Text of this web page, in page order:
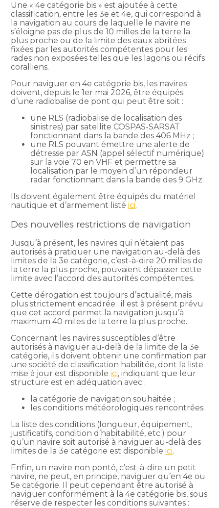
Une « 4e catégorie bis » est ajoutée à cette
classification, entre les 3e et 4e, qui correspond à
la navigation au cours de laquelle le navire ne
s’éloigne pas de plus de 10 milles de la terre la
plus proche ou de la limite des eaux abritées
fixées par les autorités compétentes pour les
rades non exposées telles que les lagons ou récifs
coralliens.
Pour naviguer en 4e catégorie bis, les navires
doivent, depuis le 1er mai 2026, être équipés
d’une radiobalise de pont qui peut être soit :
une RLS (radiobalise de localisation des
sinistres) par satellite COSPAS-SARSAT
fonctionnant dans la bande des 406 MHz ;
une RLS pouvant émettre une alerte de
détresse par ASN (appel sélectif numérique)
sur la voie 70 en VHF et permettre sa
localisation par le moyen d’un répondeur
radar fonctionnant dans la bande des 9 GHz.
Ils doivent également être équipés du matériel
nautique et d’armement listéici.
Des nouvelles restrictions de navigation
Jusqu’à présent, les navires qui n’étaient pas
autorisés à pratiquer une navigation au-delà des
limites de la 3e catégorie, c’est-à-dire 20 milles de
la terre la plus proche, pouvaient dépasser cette
limite avec l’accord des autorités compétentes.
Cette dérogation est toujours d’actualité, mais
plus strictement encadrée : il est à présent prévu
que cet accord permet la navigation jusqu’à
maximum 40 miles de la terre la plus proche.
Concernant les navires susceptibles d’être
autorisés à naviguer au-delà de la limite de la 3e
catégorie, ils doivent obtenir une confirmation par
une société de classification habilitée, dont la liste
mise à jour est disponibleici, indiquant que leur
structure est en adéquation avec :
la catégorie de navigation souhaitée ;
les conditions météorologiques rencontrées.
La liste des conditions (longueur, équipement,
justificatifs, condition d’habitabilité, etc.) pour
qu’un navire soit autorisé à naviguer au-delà des
limites de la 3e catégorie est disponibleici.
Enfin, un navire non ponté, c’est-à-dire un petit
navire, ne peut, en principe, naviguer qu’en 4e ou
5e catégorie. Il peut cependant être autorisé à
naviguer conformément à la 4e catégorie bis, sous
réserve de respecter les conditions suivantes :